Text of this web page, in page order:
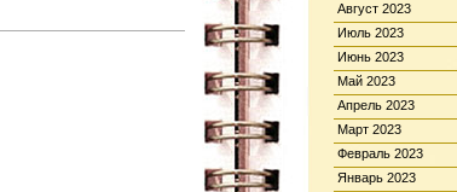
Август 2023
Июль 2023
Июнь 2023
Май 2023
Апрель 2023
Март 2023
Февраль 2023
Январь 2023